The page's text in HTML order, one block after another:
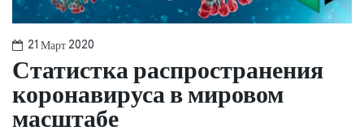
21 Март 2020
Статистка распространения
коронавируса в мировом
масштабе